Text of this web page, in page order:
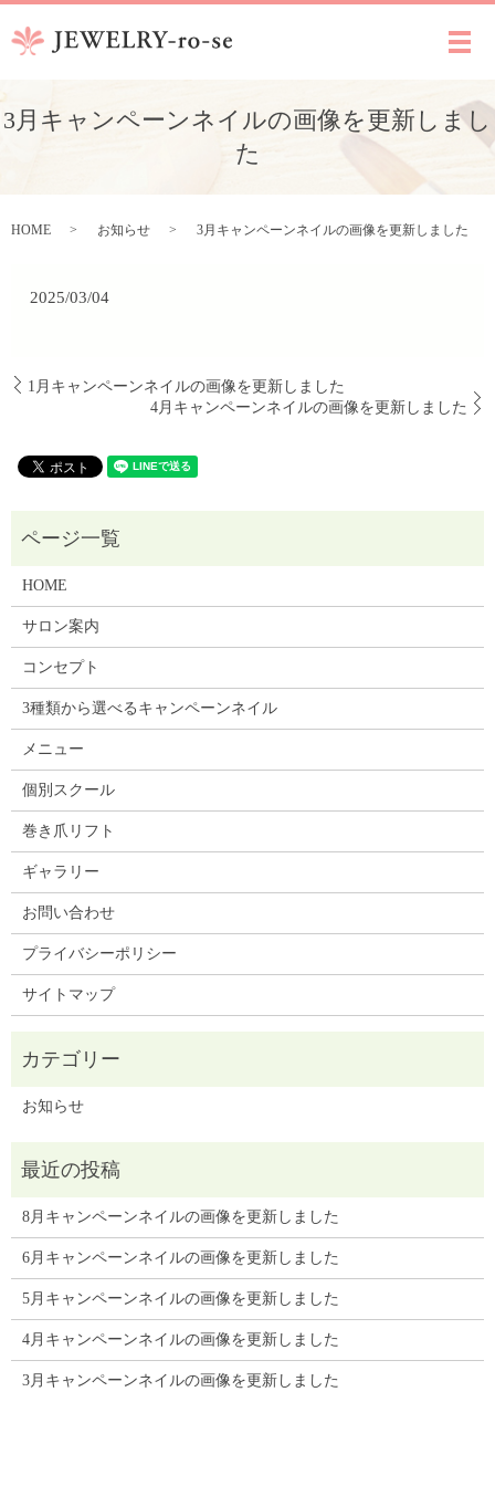
メ
3月キャンペーンネイルの画像を更新しまし
た
HOME お知らせ 3月キャンペーンネイルの画像を更新しました
2025/03/04
1月キャンペーンネイルの画像を更新しました
4月キャンペーンネイルの画像を更新しました
HOME
サロン案内
コンセプト
3種類から選べるキャンペーンネイル
メニュー
個別スクール
巻き爪リフト
ギャラリー
お問い合わせ
プライバシーポリシー
サイトマップ
お知らせ
8月キャンペーンネイルの画像を更新しました
6月キャンペーンネイルの画像を更新しました
5月キャンペーンネイルの画像を更新しました
4月キャンペーンネイルの画像を更新しました
3月キャンペーンネイルの画像を更新しました